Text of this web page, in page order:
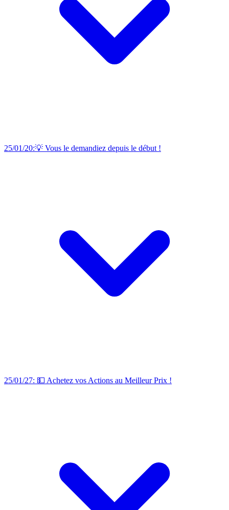
25/01/20:💡 Vous le demandiez depuis le début !
25/01/27: 💵 Achetez vos Actions au Meilleur Prix !